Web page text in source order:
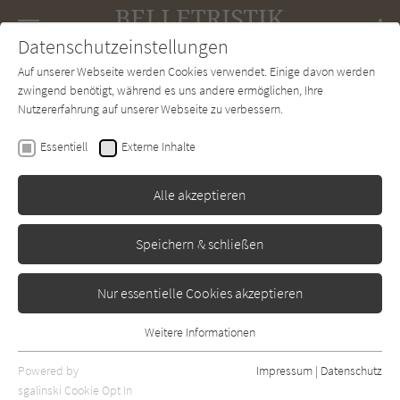
SUCHE Forum Charts Newsletter
Hallgrímur Helgason
Eine Frau bei 1000°
Erschienen: Januar 2011 Bibliogr. Angaben
Datenschutzeinstellungen
Auf unserer Webseite werden Cookies verwendet. Einige davon werden
zwingend benötigt, während es uns andere ermöglichen, Ihre
Nutzererfahrung auf unserer Webseite zu verbessern.
Essentiell Externe Inhalte
Alle akzeptieren
Speichern & schließen
Nur essentielle Cookies akzeptieren
Essentielle Cookies werden für grundlegende Funktionen der
Webseite benötigt. Dadurch ist gewährleistet, dass die Webseite
Weitere Informationen
Powered by
sgalinski Cookie Opt In
Impressum | Datenschutz